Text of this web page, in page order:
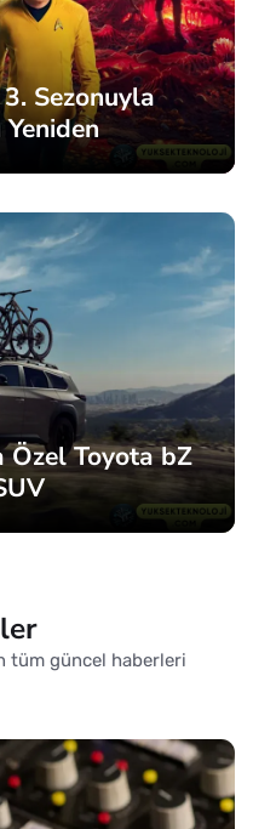
Sezonuyla
Özel Toyota bZ
tüm güncel haberleri